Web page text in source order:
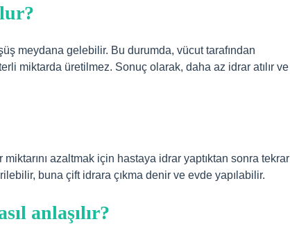
meydana gelebilir. Bu durumda, vücut tarafından
miktarda üretilmez. Sonuç olarak, daha az idrar atılır ve
azaltmak için hastaya idrar yaptıktan sonra tekrar
buna çift idrara çıkma denir ve evde yapılabilir.
anlaşılır?